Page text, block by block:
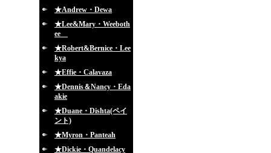
★Andrew・Dewa
★Lee&Mary・Weeboth
ee
★Robert&Bernice・Lee
kya
★Effie・Calavaza
★Dennis＆Nancy・Eda
akie
★Duane・Dishta(ペイ
ント)
★Myron・Panteah
★Dickie・Quandelacy